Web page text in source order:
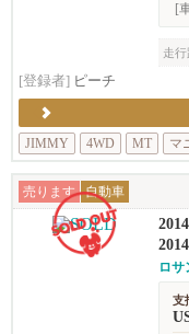
[
走
[登録者] ピーチ
JIMMY
4WD MT マ
売ります 自動車
ロサ
支